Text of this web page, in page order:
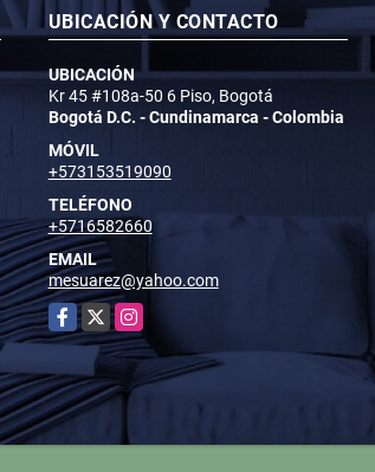
UBICACIÓN Y CONTACTO
UBICACIÓN
Kr 45 #108a-50 6 Piso, Bogotá
Bogotá D.C. - Cundinamarca - Colombia
MÓVIL
+573153519090
TELÉFONO
+5716582660
EMAIL
mesuarez@yahoo.com
Facebook
X Instagram